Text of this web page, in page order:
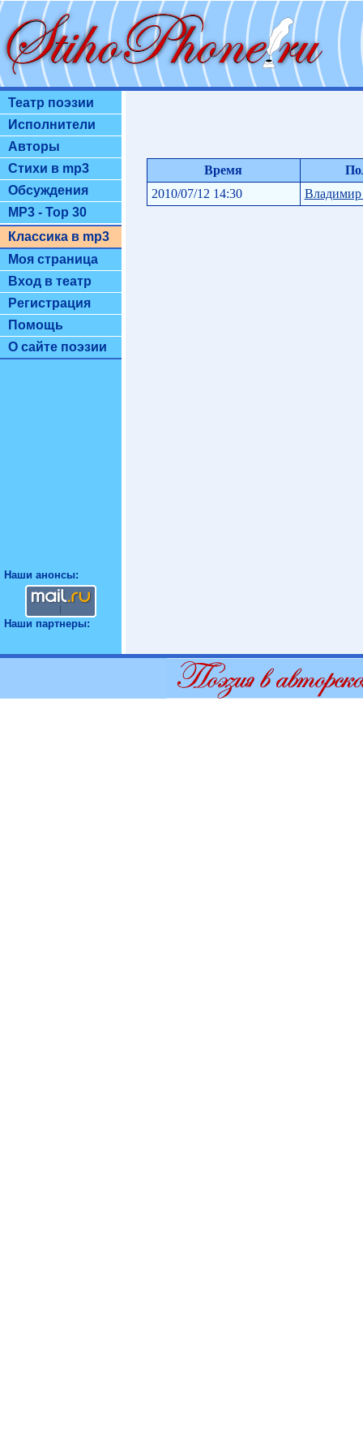
Театр поэзии
Исполнители
Авторы
Стихи в mp3
Обсуждения
MP3 - Top 30
Классика в mp3
Моя страница
Вход в театр
Регистрация
Помощь
О сайте поэзии
Наши анонсы:
Наши партнеры:
Время
2010/07/12 14:30